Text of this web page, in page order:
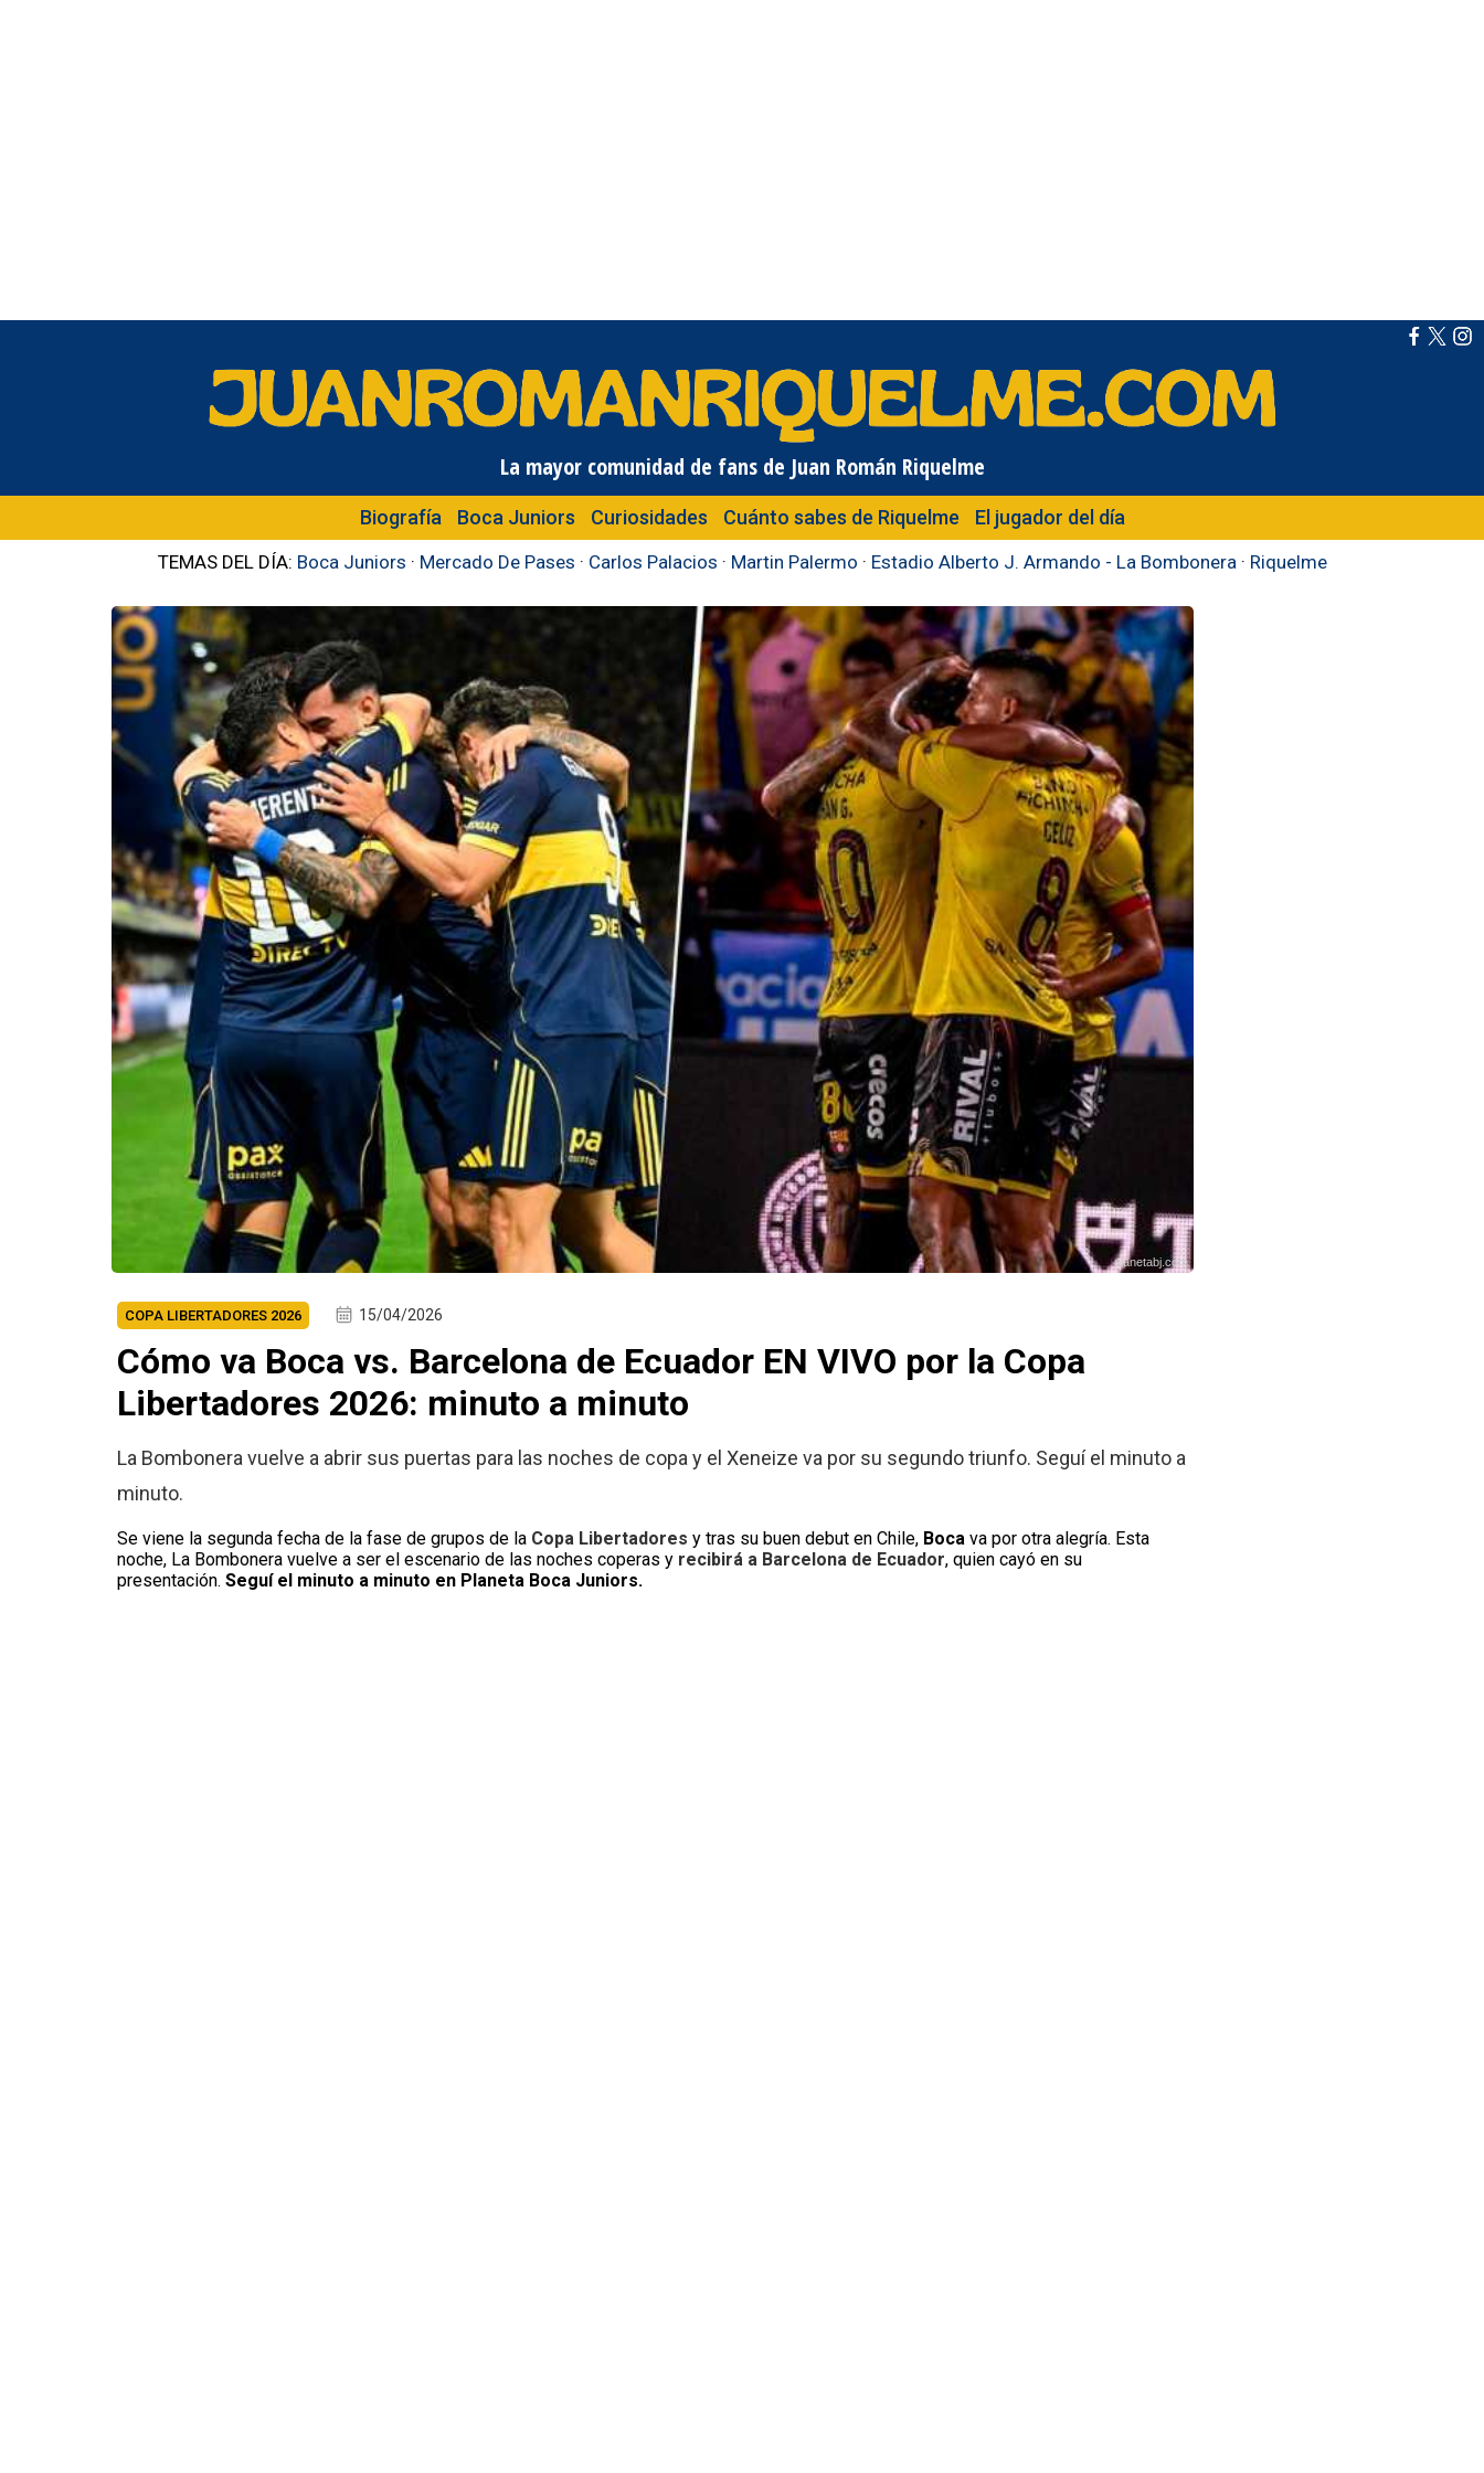
La mayor comunidad de fans de Juan Román Riquelme
Biografía Boca Juniors Curiosidades Cuánto sabes de Riquelme El jugador del día
TEMAS DEL DÍA: Boca Juniors · Mercado De Pases · Carlos Palacios · Martin Palermo · Estadio Alberto J. Armando - La Bombonera · Riquelme
planetabj.com
COPA LIBERTADORES 2026 15/04/2026
Cómo va Boca vs. Barcelona de Ecuador EN VIVO por la Copa
Libertadores 2026: minuto a minuto
La Bombonera vuelve a abrir sus puertas para las noches de copa y el Xeneize va por su segundo triunfo. Seguí el minuto a
minuto.
Se viene la segunda fecha de la fase de grupos de la Copa Libertadores y tras su buen debut en Chile, Boca va por otra alegría. Esta
noche, La Bombonera vuelve a ser el escenario de las noches coperas y recibirá a Barcelona de Ecuador, quien cayó en su
presentación. Seguí el minuto a minuto en Planeta Boca Juniors.